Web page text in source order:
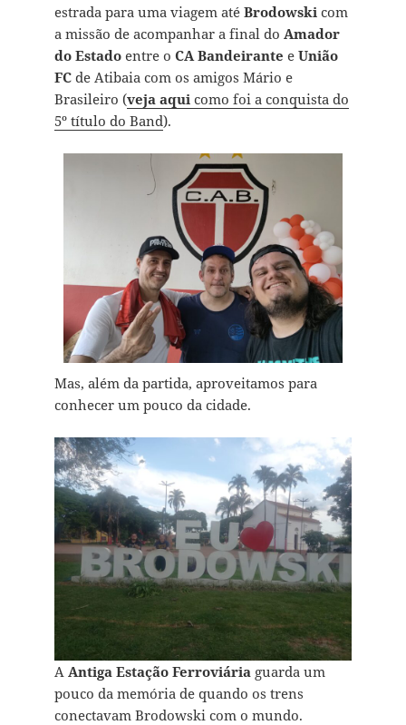
estrada para uma viagem até Brodowski com
a missão de acompanhar a final do Amador
do Estadoentre o CA Bandeirante e União
FCde Atibaia com os amigos Mário e
Brasileiro (veja aqui como foi a conquista do
5º título do Band).
Mas, além da partida, aproveitamos para
conhecer um pouco da cidade.
A Antiga Estação Ferroviária guarda um
pouco da memória de quando os trens
conectavam Brodowski com o mundo.